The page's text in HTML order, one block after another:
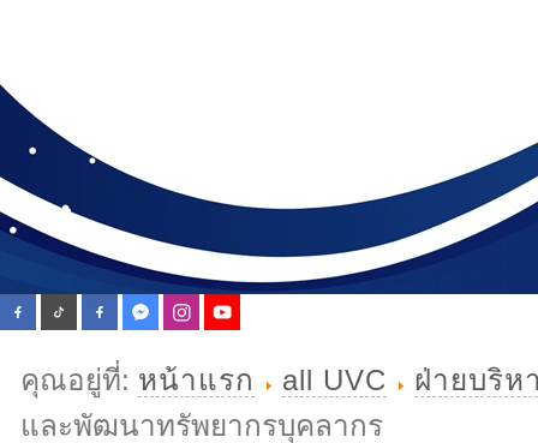
คุณอยู่ที่: หน้าแรก all UVC
ฝ่ายบริห
และพัฒนาทรัพยากรบุคลากร